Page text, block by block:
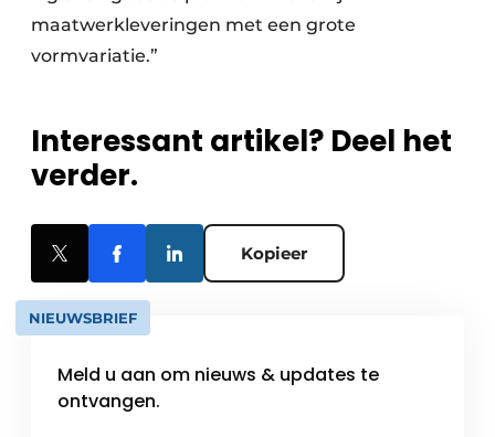
maatwerkleveringen met een grote
vormvariatie.”
Interessant artikel? Deel het
verder.
Kopieer
NIEUWSBRIEF
Meld u aan om nieuws & updates te
ontvangen.